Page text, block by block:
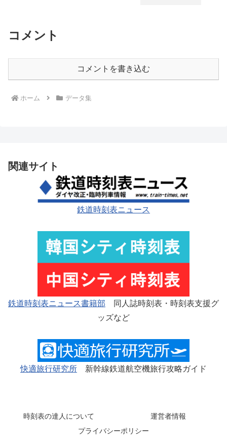
コメント
コメントを書き込む
ホーム データ集
関連サイト
鉄道時刻表ニュース
鉄道時刻表ニュース書籍部 同人誌時刻表・時刻表支援グ
ッズなど
快適旅行研究所 新幹線鉄道航空機旅行攻略ガイド
時刻表の達人について
運営者情報
プライバシーポリシー